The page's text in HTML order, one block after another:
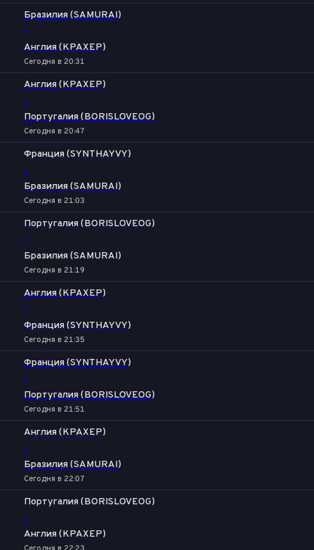
Бразилия (SAMURAI)
-
Англия (KPAXEP)
Сегодня в 20:31
Англия (KPAXEP)
-
Португалия (BORISLOVEOG)
Сегодня в 20:47
Франция (SYNTHAYVY)
-
Бразилия (SAMURAI)
Сегодня в 21:03
Португалия (BORISLOVEOG)
-
Бразилия (SAMURAI)
Сегодня в 21:19
Англия (KPAXEP)
-
Франция (SYNTHAYVY)
Сегодня в 21:35
Франция (SYNTHAYVY)
-
Португалия (BORISLOVEOG)
Сегодня в 21:51
Англия (KPAXEP)
-
Бразилия (SAMURAI)
Сегодня в 22:07
Португалия (BORISLOVEOG)
-
Англия (KPAXEP)